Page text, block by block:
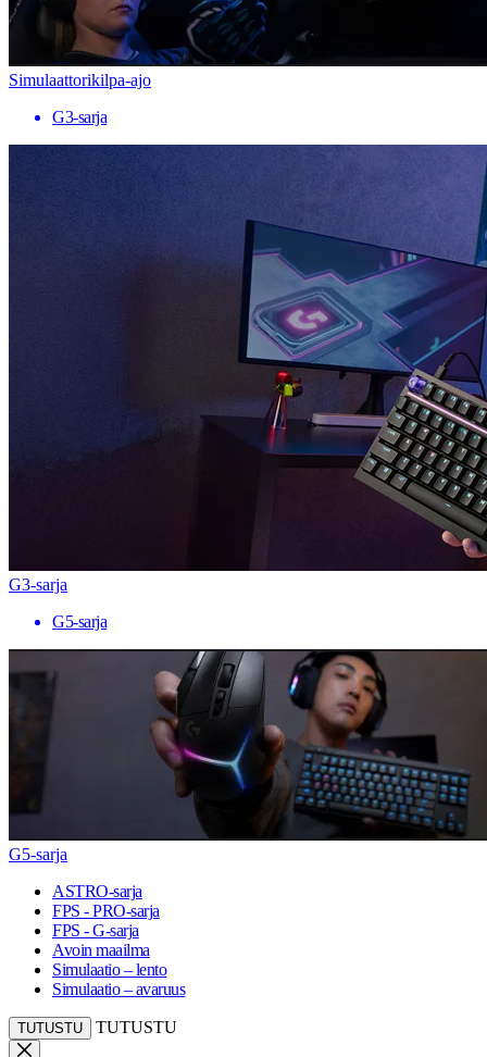
Simulaattorikilpa-ajo
G3-sarja
G3-sarja
G5-sarja
G5-sarja
ASTRO-sarja
FPS - PRO-sarja
FPS - G-sarja
Avoin maailma
Simulaatio – lento
Simulaatio – avaruus
TUTUSTU TUTUSTU